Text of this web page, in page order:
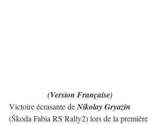
(Version Française)
Victoire écrasante de Nikolay Gryazin
(Škoda Fabia RS Rally2) lors de la première